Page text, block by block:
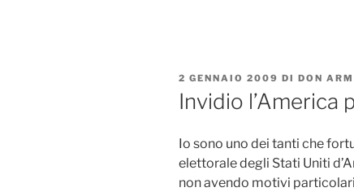
PUBBLICATO
IL
2 GENNAIO 2009 DI DON
Invidio l’America
Io sono uno dei tanti che
elettorale degli Stati Uniti
non avendo motivi